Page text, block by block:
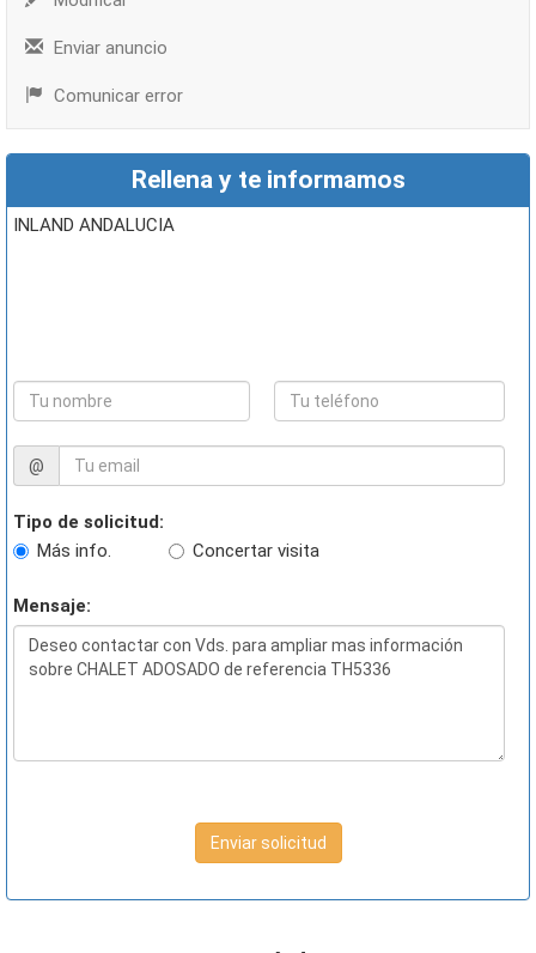
Enviar anuncio
Comunicar error
Rellena y te informamos
INLAND ANDALUCIA
@
Tipo de solicitud:
Más info.
Concertar visita
Mensaje:
Enviar solicitud